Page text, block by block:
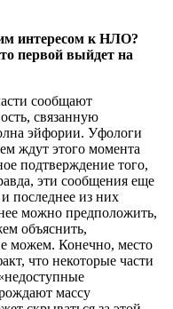
интересом к НЛО?
первой выйдет на
сообщают
связанную
эйфории. Уфологи
ждут этого момента
подтверждение того,
эти сообщения еще
последнее из них
можно предположить,
объяснить,
можем. Конечно, место
что некоторые части
массу